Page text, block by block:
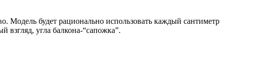
Модель будет рационально использовать каждый сантиметр
угла балкона-“сапожка”.